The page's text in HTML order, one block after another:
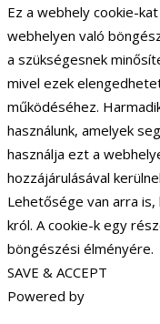
Ez a webhely cookie-
webhelyen való
a szükségesnek
mivel ezek
működéséhez.
használunk, amelyek
használja ezt a
hozzájárulásával
Lehetősége van arra
król. A cookie-k egy
böngészési élményére.
SAVE & ACCEPT
Powered by